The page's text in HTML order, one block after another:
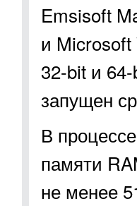
Emsisoft
и Microsoft
32-bit и
запущен
В
памяти
не менее